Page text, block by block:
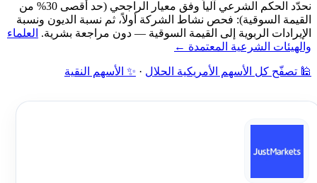
نحدّد الحكم الشرعي آلياً وفق معيار الراجحي (حد أقصى 30% من
القيمة السوقية): فحص نشاط الشركة أولاً، ثم نسبة الديون ونسبة
الإيرادات الربوية إلى القيمة السوقية — دون مراجعة بشرية. العلماء
والهيئات الشرعية المعتمدة ←
🕌 تصفّح كل الأسهم الأمريكية الحلال · ✨ الأسهم النقية